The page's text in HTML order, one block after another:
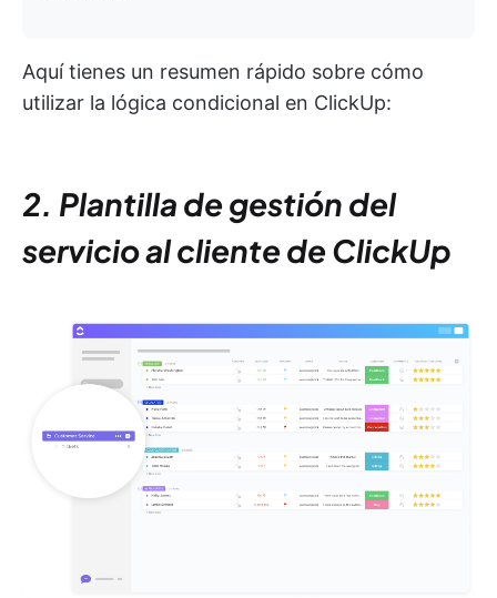
Aquí tienes un resumen rápido sobre cómo
utilizar la lógica condicional en ClickUp:
2. Plantilla de gestión del
servicio al cliente de ClickUp